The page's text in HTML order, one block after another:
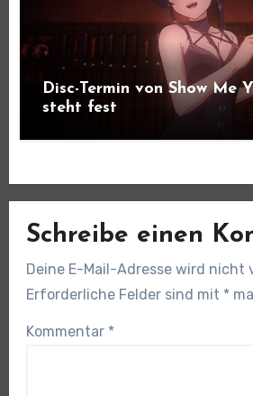
Disc-Termin von Show Me
steht fest
Schreibe einen
Deine E-Mail-Adresse wird
Erforderliche Felder sind mit *
Kommentar *